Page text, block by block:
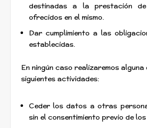
destinadas a la prestación
ofrecidos en el mismo.
Dar cumplimiento a las
establecidas.
En ningún caso realizaremos alguna
siguientes actividades:
Ceder los datos a otras
sin el consentimiento previo de